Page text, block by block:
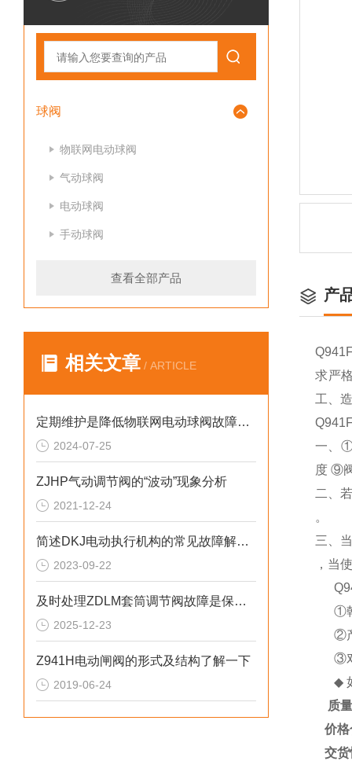
球阀
物联网电动球阀
气动球阀
电动球阀
手动球阀
查看全部产品
相关文章 / ARTICLE
定期维护是降低物联网电动球阀故障率的关键方法
2024-07-25
ZJHP气动调节阀的“波动”现象分析
2021-12-24
简述DKJ电动执行机构的常见故障解决方法
2023-09-22
及时处理ZDLM套筒调节阀故障是保障长期可靠运行的关键
2025-12-23
Z941H电动闸阀的形式及结构了解一下
2019-06-24
产
求严
工、
一、
度 ⑨
二、
。
三、
，当
①
②
③
◆
质
价
交